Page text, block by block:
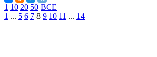
1 10 20 50 ВСЕ
1 ... 5 6 7 8 9 10 11 ... 14